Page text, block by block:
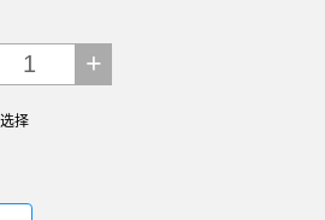
+
择